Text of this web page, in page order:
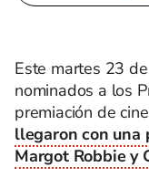
Este martes 23
nominados a los
premiación de
llegaron con una
Margot Robbie y